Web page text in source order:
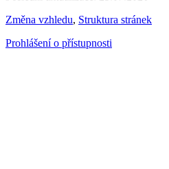
Změna vzhledu, Struktura stránek
Prohlášení o přístupnosti